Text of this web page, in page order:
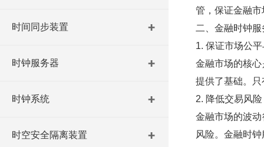
时间同步装置
时钟服务器
时钟系统
时空安全隔离装置
管，保证金融
二、金融时钟
1. 保证市场公
金融市场的核
提供了基础。
2. 降低交易风险
金融市场的波
风险。金融时